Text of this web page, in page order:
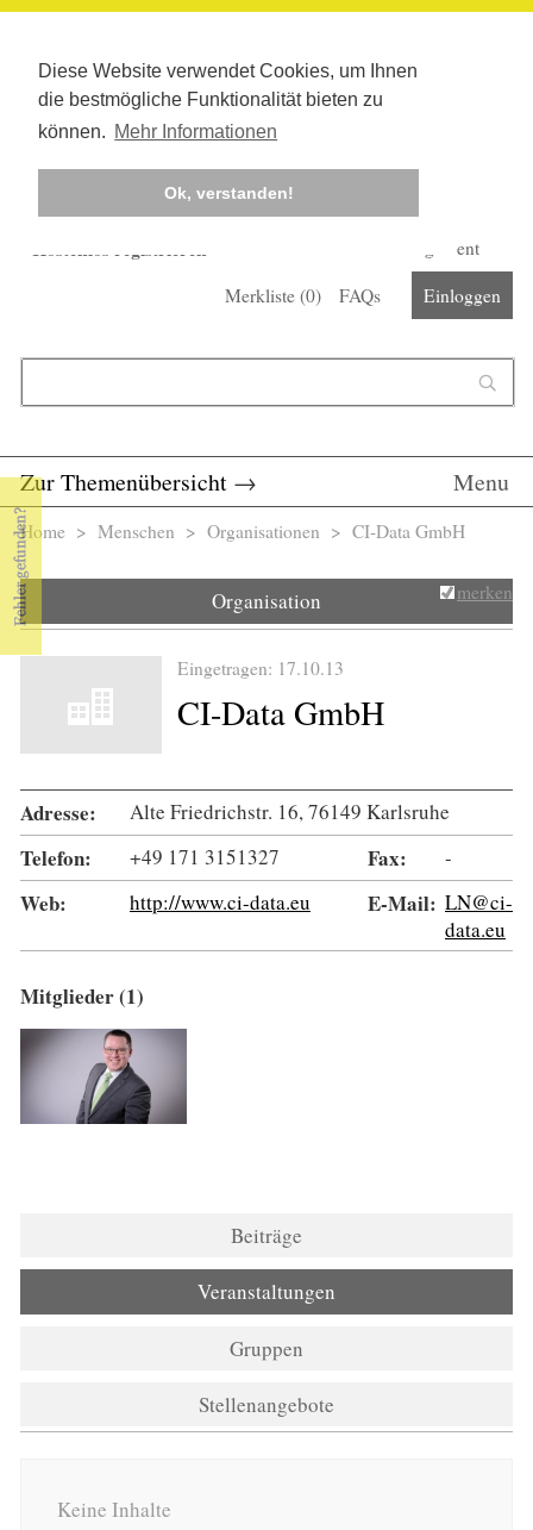
Diese Website verwendet Cookies, um Ihnen
die bestmögliche Funktionalität bieten zu
können. Mehr Informationen
Ok, verstanden!
Kostenlos registrieren
Corona-Management
Merkliste (0) FAQs Einloggen
Zur Themenübersicht → Menu
Sie sind hier
Home > Menschen > Organisationen > CI-Data GmbH
Organisation merken
Eingetragen: 17.10.13
CI-Data GmbH
Adresse: Alte Friedrichstr. 16, 76149 Karlsruhe
Telefon: +49 171 3151327 Fax: -
Web: http://www.ci-data.eu E-Mail: LN@ci-
data.eu
Mitglieder (1)
Beiträge
Veranstaltungen
Gruppen
Stellenangebote
Keine Inhalte